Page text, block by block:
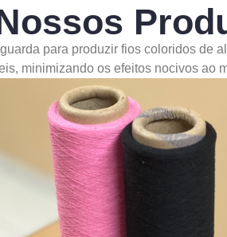
para produzir fios coloridos de
minimizando os efeitos nocivos ao